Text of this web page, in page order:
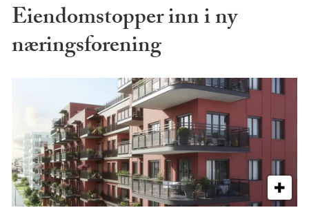
Eiendomstopper inn i ny
næringsforening